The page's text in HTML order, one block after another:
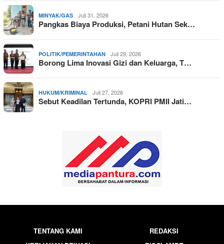
MINYAK/GAS Juli 31, 2026
Pangkas Biaya Produksi, Petani Hutan Sek…
POLITIK/PEMERINTAHAN Juli 29, 2026
Borong Lima Inovasi Gizi dan Keluarga, T…
HUKUM/KRIMINAL Juli 27, 2026
Sebut Keadilan Tertunda, KOPRI PMII Jati…
TENTANG KAMI
REDAKSI